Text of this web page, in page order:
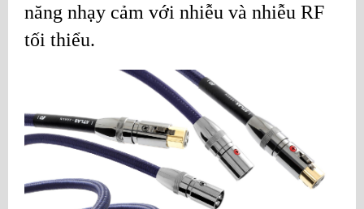
năng nhạy cảm với nhiễu và nhiễu RF
tối thiểu.